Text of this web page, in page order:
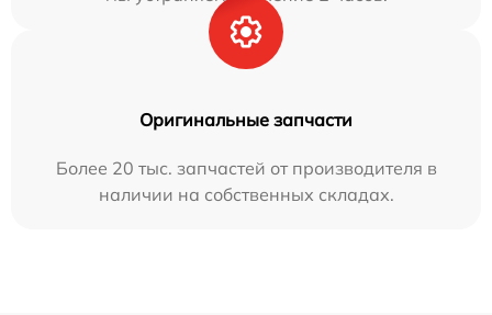
Оригинальные запчасти
Более 20 тыс. запчастей от производителя в
наличии на собственных складах.